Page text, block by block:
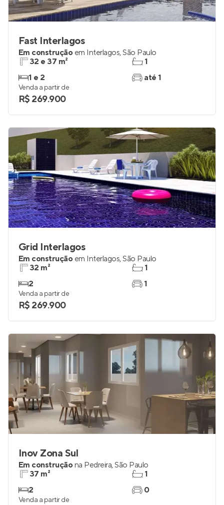
Fast Interlagos
Em construção em Interlagos,São Paulo
32 e 37 m²
1 e 2
1
até 1
Venda a partir de
R$ 269.900
Grid Interlagos
Em construção em Interlagos,São Paulo
32 m²
2
1
1
Venda a partir de
R$ 269.900
Inov Zona Sul
Em construçãona Pedreira,São Paulo
37 m²
2
1
0
Venda a partir de